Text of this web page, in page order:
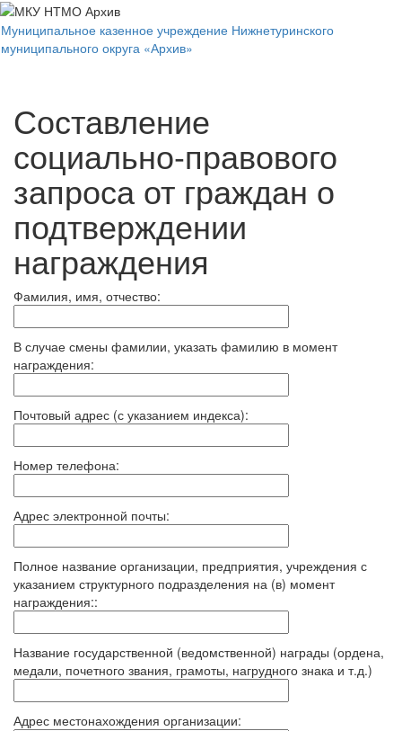
Муниципальное казенное учреждение Нижнетуринского
муниципального округа «Архив»
Составление
социально-правового
запроса от граждан о
подтверждении
награждения
Фамилия, имя, отчество:
В случае смены фамилии, указать фамилию в момент
награждения:
Почтовый адрес (с указанием индекса):
Номер телефона:
Адрес электронной почты:
Полное название организации, предприятия, учреждения с
указанием структурного подразделения на (в) момент
награждения::
Название государственной (ведомственной) награды (ордена,
медали, почетного звания, грамоты, нагрудного знака и т.д.)
Адрес местонахождения организации: